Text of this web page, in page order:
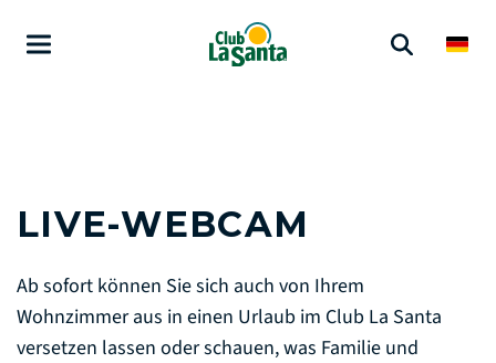
LIVE-WEBCAM
Ab sofort können Sie sich auch von Ihrem
Wohnzimmer aus in einen Urlaub im Club La Santa
versetzen lassen oder schauen, was Familie und